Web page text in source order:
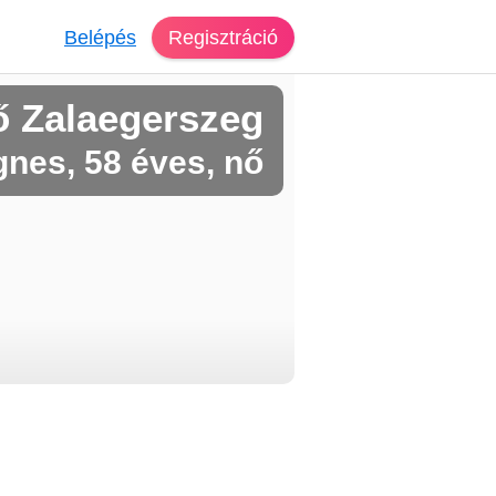
Belépés Regisztráció
Zalaegerszeg
58 éves, nő